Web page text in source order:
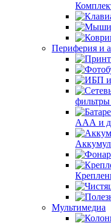
Периферия и
ААА и
Мультимедиа